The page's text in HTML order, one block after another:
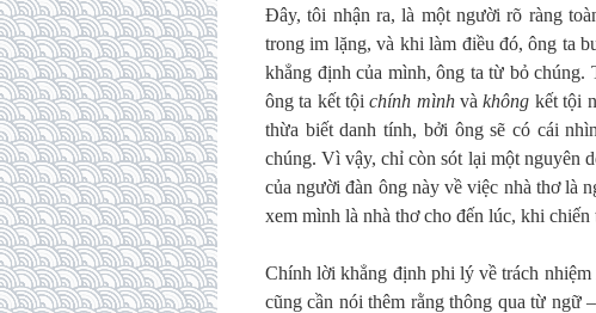
Đây, tôi nhận ra, là một người rõ ràng
trong im lặng, và khi làm điều đó, ông ta
khẳng định của mình, ông ta từ bỏ
ông ta kết tộichính mìnhvàkhông kết tội
thừa biết danh tính, bởi ông sẽ có cái
chúng. Vì vậy, chỉ còn sót lại một nguyên
của người đàn ông này về việc nhà thơ là
xem mình là nhà thơ cho đến lúc, khi
Chính lời khẳng định phi lý về trách
cũng cần nói thêm rằng thông qua từ ngữ